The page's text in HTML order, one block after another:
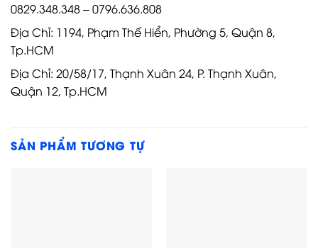
0829.348.348 – 0796.636.808
Địa Chỉ: 1194, Phạm Thế Hiển, Phường 5, Quận 8,
Tp.HCM
Địa Chỉ: 20/58/17, Thạnh Xuân 24, P. Thạnh Xuân,
Quận 12, Tp.HCM
SẢN PHẨM TƯƠNG TỰ